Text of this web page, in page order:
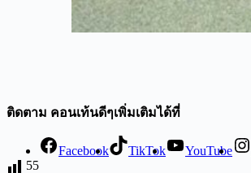
ติดตาม คอนเท้นดีๆเพิ่มเติมได้ที่
Facebook TikTok YouTube
55